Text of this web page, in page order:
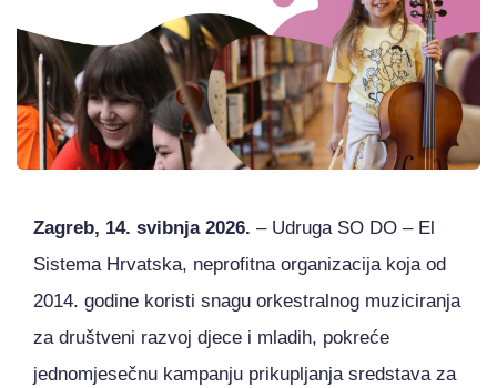
Zagreb, 14. svibnja 2026. – Udruga SO DO – El
Sistema Hrvatska, neprofitna organizacija koja od
2014. godine koristi snagu orkestralnog muziciranja
za društveni razvoj djece i mladih, pokreće
jednomjesečnu kampanju prikupljanja sredstava za